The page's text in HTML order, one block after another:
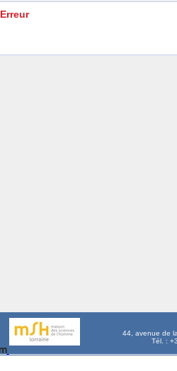
Erreur
44, avenue de
Tél. :